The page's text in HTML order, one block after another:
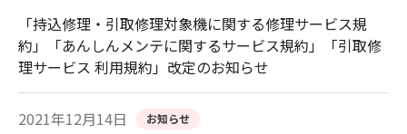
「持込修理・引取修理対象機に関する修理サービス規
約」「あんしんメンテに関するサービス規約」「引取修
理サービス 利用規約」改定のお知らせ
2021年12月14日 お知らせ